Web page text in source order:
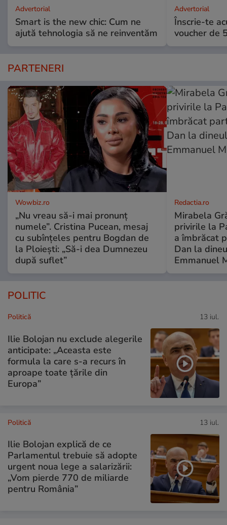
Advertorial
Smart is the new chic: Cum ne
ajută tehnologia să ne reinventăm
Advertorial
Înscrie-te
voucher de
PARTENERI
Wowbiz.ro
„Nu vreau să-i mai pronunț
numele”. Cristina Pucean, mesaj
cu subînțeles pentru Bogdan de
la Ploiești: „Să-i dea Dumnezeu
după suflet”
Redactia.ro
Mirabela
privirile la
a îmbrăcat
Dan la
Emmanuel
POLITIC
Politică 13 iul.
Ilie Bolojan nu exclude alegerile
anticipate: „Aceasta este
formula la care s-a recurs în
aproape toate ţările din
Europa”
Politică 13 iul.
Ilie Bolojan explică de ce
Parlamentul trebuie să adopte
urgent noua lege a salarizării:
„Vom pierde 770 de miliarde
pentru România”